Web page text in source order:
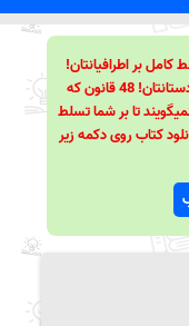
تسلط کامل بر اطرافیانتان!
48 راه برای رهبری گروه، جمع و زیر دستانتان! 48 قانون که
تا بر شما تسلط
کتاب روی دکمه زیر